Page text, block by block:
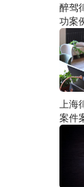
醉驾
功案
上
案件